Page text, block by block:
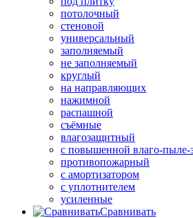
потолочный
стеновой
универсальный
заполняемый
не заполняемый
круглый
на направляющих
нажимной
распашной
съёмные
влагозащитный
с повышенной влаго-пыле-
противопожарный
с амортизатором
с уплотнителем
усиленные
Сравнивать